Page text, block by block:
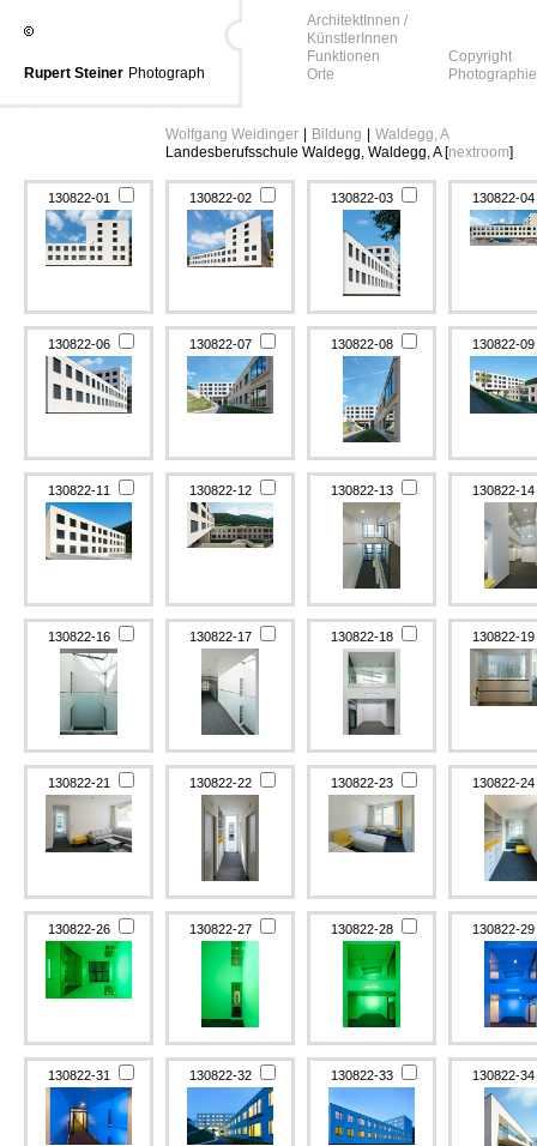
Rupert Steiner Photograph
ArchitektInnen /
KünstlerInnen
Funktionen
Orte
Copyright
Photographie
Wolfgang Weidinger Bildung
Waldegg, A
Landesberufsschule Waldegg, Waldegg, A [nextroom]
130822-01 130822-02 130822-03 130822-04
130822-06 130822-07 130822-08 130822-09
130822-11 130822-12 130822-13 130822-14
130822-16 130822-17 130822-18 130822-19
130822-21 130822-22 130822-23 130822-24
130822-26 130822-27 130822-28 130822-29
130822-31 130822-32 130822-33 130822-34